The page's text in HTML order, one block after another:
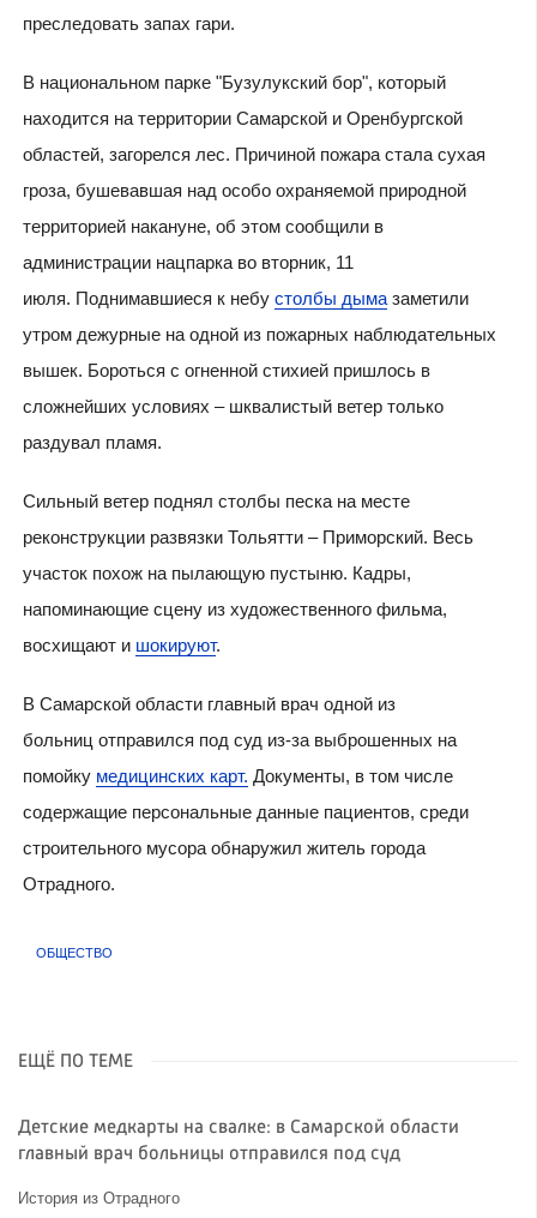
преследовать запах гари.
В национальном парке "Бузулукский бор", который
находится на территории Самарской и Оренбургской
областей, загорелся лес. Причиной пожара стала сухая
гроза, бушевавшая над особо охраняемой природной
территорией накануне, об этом сообщили в
администрации нацпарка во вторник, 11
июля. Поднимавшиеся к небу столбы дымазаметили
утром дежурные на одной из пожарных наблюдательных
вышек. Бороться с огненной стихией пришлось в
сложнейших условиях – шквалистый ветер только
раздувал пламя.
Сильный ветер поднял столбы песка на месте
реконструкции развязки Тольятти – Приморский. Весь
участок похож на пылающую пустыню. Кадры,
напоминающие сцену из художественного фильма,
восхищают и шокируют.
В Самарской области главный врач одной из
больниц отправился под суд из-за выброшенных на
помойку медицинских карт. Документы, в том числе
содержащие персональные данные пациентов, среди
строительного мусора обнаружил житель города
Отрадного.
ОБЩЕСТВО
ЕЩЁ ПО ТЕМЕ
Детские медкарты на свалке: в Самарской области
главный врач больницы отправился под суд
История из Отрадного